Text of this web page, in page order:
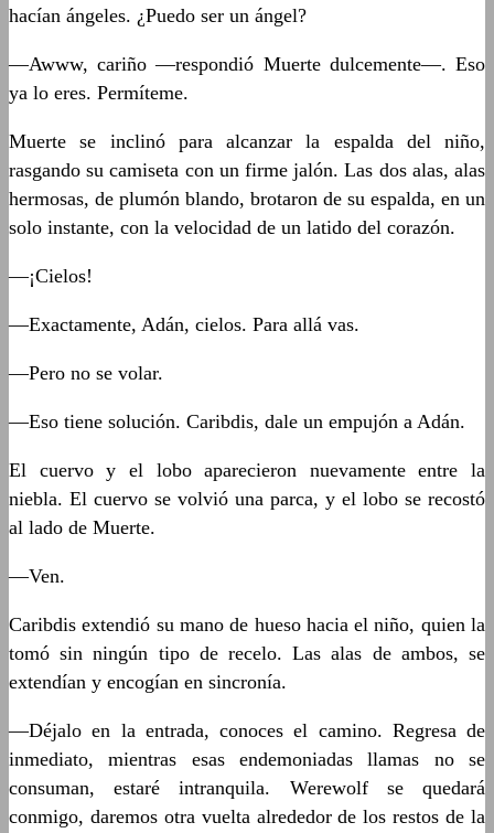
hacían ángeles. ¿Puedo ser un ángel?
—Awww, cariño —respondió Muerte dulcemente—. Eso
ya lo eres. Permíteme.
Muerte se inclinó para alcanzar la espalda del niño,
rasgando su camiseta con un firme jalón. Las dos alas, alas
hermosas, de plumón blando, brotaron de su espalda, en un
solo instante, con la velocidad de un latido del corazón.
—¡Cielos!
—Exactamente, Adán, cielos. Para allá vas.
—Pero no se volar.
—Eso tiene solución. Caribdis, dale un empujón a Adán.
El cuervo y el lobo aparecieron nuevamente entre la
niebla. El cuervo se volvió una parca, y el lobo se recostó
al lado de Muerte.
—Ven.
Caribdis extendió su mano de hueso hacia el niño, quien la
tomó sin ningún tipo de recelo. Las alas de ambos, se
extendían y encogían en sincronía.
—Déjalo en la entrada, conoces el camino. Regresa de
inmediato, mientras esas endemoniadas llamas no se
consuman, estaré intranquila. Werewolf se quedará
conmigo, daremos otra vuelta alrededor de los restos de la